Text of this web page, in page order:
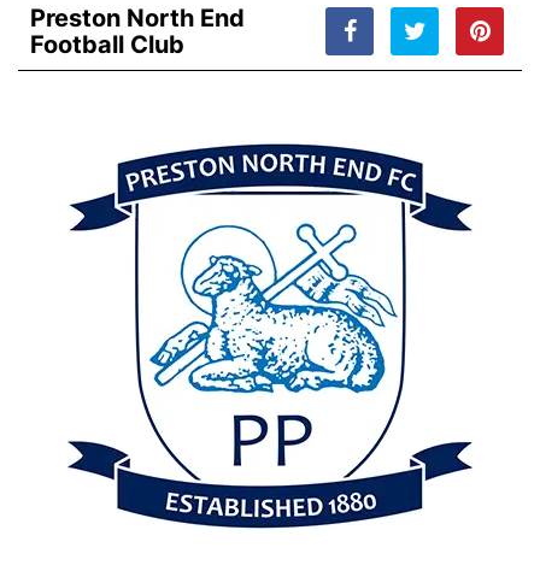
Preston North End
Football Club